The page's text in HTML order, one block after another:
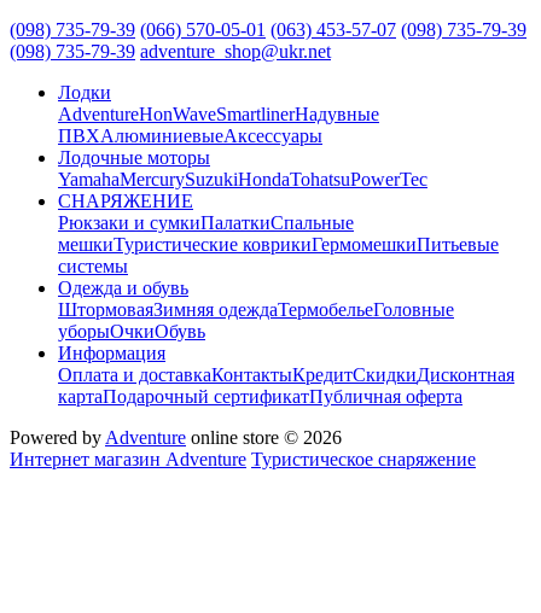
(098) 735-79-39 (066) 570-05-01 (063) 453-57-07 (098) 735-79-39
(098) 735-79-39 adventure_shop@ukr.net
Лодки
AdventureHonWaveSmartlinerНадувные
ПВХАлюминиевыеАксессуары
Лодочные моторы
YamahaMercurySuzukiHondaTohatsuPowerTec
СНАРЯЖЕНИЕ
Рюкзаки и сумкиПалаткиСпальные
мешкиТуристические коврикиГермомешкиПитьевые
системы
Одежда и обувь
ШтормоваяЗимняя одеждаТермобельеГоловные
уборыОчкиОбувь
Информация
Оплата и доставкаКонтактыКредитСкидкиДисконтная
картаПодарочный сертификатПубличная оферта
Powered by Adventure online store © 2026
Интернет магазин Adventure Туристическое снаряжение